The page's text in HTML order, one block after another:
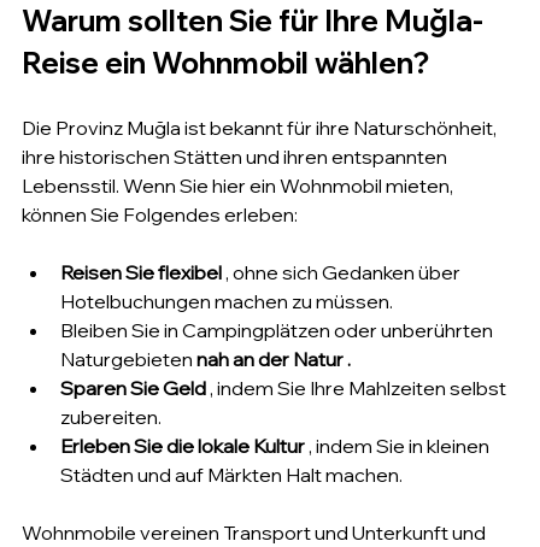
Warum sollten Sie für Ihre Muğla-
Reise ein Wohnmobil wählen?
Die Provinz Muğla ist bekannt für ihre Naturschönheit,
ihre historischen Stätten und ihren entspannten
Lebensstil. Wenn Sie hier ein Wohnmobil mieten,
können Sie Folgendes erleben:
Reisen Sie flexibel , ohne sich Gedanken über
Hotelbuchungen machen zu müssen.
Bleiben Sie in Campingplätzen oder unberührten
Naturgebieten nah an der Natur .
Sparen Sie Geld , indem Sie Ihre Mahlzeiten selbst
zubereiten.
Erleben Sie die lokale Kultur , indem Sie in kleinen
Städten und auf Märkten Halt machen.
Wohnmobile vereinen Transport und Unterkunft und